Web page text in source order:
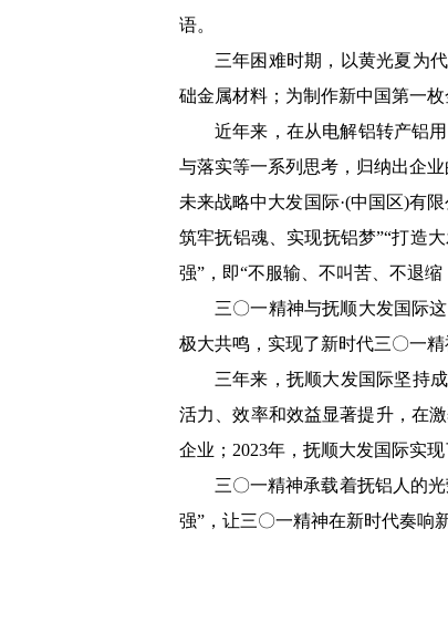
语。
三年困难时期，以黄光夏为
础金属材料；为制作新中国第一枚
近年来，在从电解铝转产铝
与落实等一系列思考，归纳出企
未来战略中大发国际·(中国区)有
筑牢抚铝魂、实现抚铝梦”“打造
强”，即“不服输、不叫苦、不退缩
三〇一精神与抚顺大发国际
极大共鸣，实现了新时代三〇一精
三年来，抚顺大发国际坚持
活力、效率和效益显著提升，在
企业；2023年，抚顺大发国际实
三〇一精神承载着抚铝人的
强”，让三〇一精神在新时代奏响